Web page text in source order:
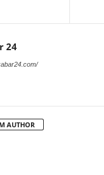
24
AUTHOR